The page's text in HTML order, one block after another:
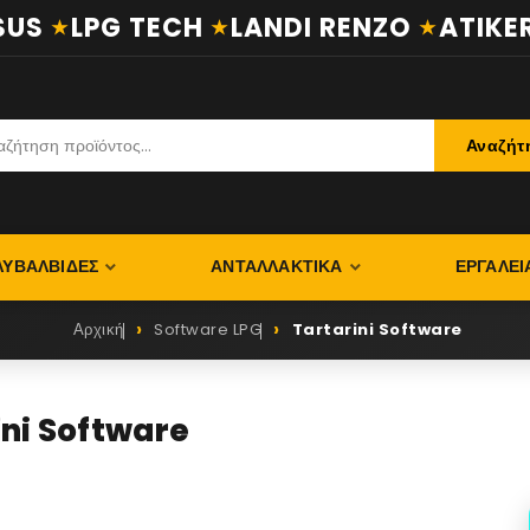
LPG TECH LANDI RENZO ATIKER
ΑΝΤΑΛΛΑΚΤΙΚΆ
Αρχική Software LPG Tartarini Software
Software